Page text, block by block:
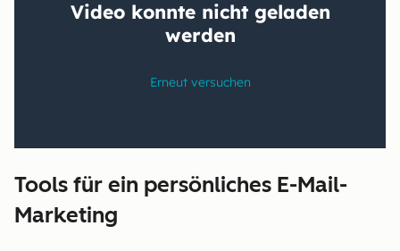
Tools für ein persönliches E-Mail-
Marketing